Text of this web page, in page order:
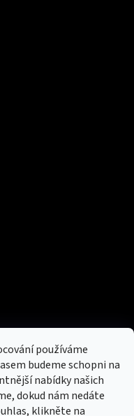
používáme
budeme schopni na
nabídky našich
dokud nám nedáte
klikněte na